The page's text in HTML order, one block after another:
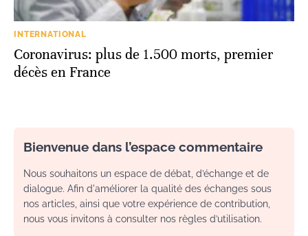
INTERNATIONAL
Coronavirus: plus de 1.500 morts, premier
décès en France
Bienvenue dans l’espace commentaire
Nous souhaitons un espace de débat, d’échange et de
dialogue. Afin d'améliorer la qualité des échanges sous
nos articles, ainsi que votre expérience de contribution,
nous vous invitons à consulter nos règles d’utilisation.